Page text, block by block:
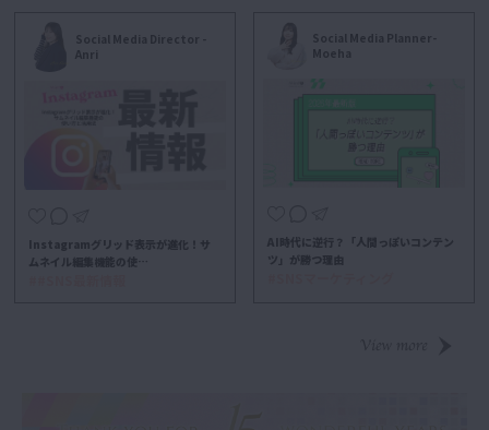
Social Media Director -
Anri
Instagramグリッド表示が進化！サ
ムネイル編集機能の使…
Social Media Planner-
Moeha
AI時代に逆行？「人間っぽいコンテン
ツ」が勝つ理由